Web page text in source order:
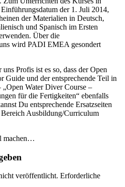
der 1. Juli 2014,
der Materialien in Deutsch,
und Spanisch im Ersten
Über die
wird PADI EMEA gesondert
Profis ist es so, dass der Open
Guide und der entsprechende Teil in
Water Diver Course –
für die Fertigkeiten“ ebenfalls
Du entsprechende Ersatzseiten
Ausbildung/Curriculum
machen…
veröffentlicht. Erforderliche